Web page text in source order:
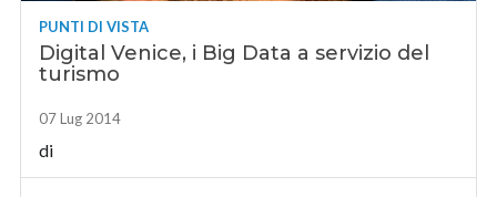
PUNTI DI VISTA
Digital Venice, i Big Data a servizio del
turismo
07 Lug 2014
di